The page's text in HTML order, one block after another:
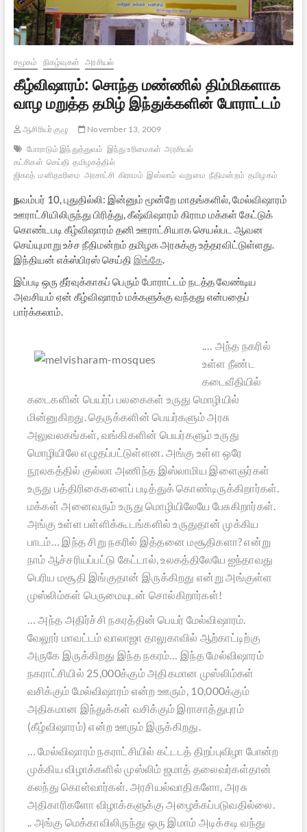
சமூகம் நிகழ்வுகள் அரசியல்
கீழ்விஷாரம்: சொந்த மண்ணில் திம்மிகளாக
வாழ மறுத்த தமிழ் இந்துக்களின் போராட்டம்
ஆசிரியர் குழு
November 13, 2009
போராடும் இந்துத்துவம் இந்து உரிமைகள் அரசியல்
கட்சிகள் செய்தி தமிழகத்தில்
ஜிகாத் மனிதஉரிமை அரசாட்சி கிராமம் இஸ்லாம் வறுமை நீதிமன்றம் தமிழகம்
நவம்பர் 10, புதுதில்லி: இன்னும் மூன்றே மாதங்களில், மேல்விஷாரம்
ஊராட்சியிலிருந்து பிரித்து, கீஷ்விஷாரம் கிராம மக்கள் கேட்டுக்
கொண்டபடி கீழ்விஷாரம் தனி ஊராட்சியாக செயல்பட ஆவன
செய்யுமாறு உச்ச நீதிமன்றம் தமிழக அரசுக்கு உத்தரவிட்டுள்ளது.
இந்தியன் எக்ஸ்பிரஸ் செய்தி இங்கே.
இப்படி ஒரு தீர்வுக்காகப் பெரும் போராட்டம் நடத்த வேண்டிய
அவசியம் ஏன் கீழ்விஷாரம் மக்களுக்கு வந்தது என்பதைப்
பார்க்கலாம்.
.… அந்த நகரில்
உள்ள நீண்ட
கடைவீதியில்
கடைகளின் பெயர்ப் பலகைகள் உருது மொழியில்
மின்னுகிறது. தெருக்களின் பெயர்களும் அரசு
அலுவலகங்கள், வங்கிகளின் பெயர்களும் உருது
மொழியிலே எழுதப்பட்டுள்ளன. அங்கு உள்ள ஒரே
நூலகத்தில் குல்லா அணிந்த இஸ்லாமிய இளைஞர்கள்
உருது பத்திரிகைகளைப் படித்துக் கொண்டிருக்கிறார்கள்.
மக்கள் அனைவரும் உருது மொழியிலேயே பேசுகிறார்கள்.
அங்கு உள்ள பள்ளிக்கூடங்களில் உருதுதான் முக்கிய
பாடம்… இந்த சிறு நகரில் இத்தனை மசூதிகளா? என்று
நாம் ஆச்சரியப்பட்டு கேட்டால், உலகத்திலேயே ஐந்தாவது
பெரிய மசூதி இங்குதான் இருக்கிறது என்று அங்குள்ள
முஸ்லிம்கள் பெருமையுடன் சொல்கிறார்கள்!
… அந்த அதிர்ச்சி நகரத்தின் பெயர் மேல்விஷாரம்.
வேலூர் மாவட்டம் வாலாஜா தாலுகாவில் ஆற்காட்டிற்கு
அருகே இருக்கிறது இந்த நகரம்… இந்த மேல்விஷாரம்
நகராட்சியில் 25,000க்கும் அதிகமான முஸ்லிம்கள்
வசிக்கும் மேல்விஷாரம் என்ற ஊரும், 10,000க்கும்
அதிகமான இந்துக்கள் வசிக்கும் இராசாத்துபுரம்
(கீழ்விஷாரம்) என்ற ஊரும் இருக்கிறது.
… மேல்விஷாரம் நகராட்சியில் கட்டடத் திறப்புவிழா போன்ற
முக்கிய விழாக்களில் முஸ்லிம் ஜமாத் தலைவர்கள்தான்
கலந்து கொள்வார்கள். அரசியல்வாதிகளோ, அரசு
அதிகாரிகளோ விழாக்களுக்கு அழைக்கப்படுவதில்லை.
.. அங்கு மெக்காவிலிருந்து ஒரு இமாம் அடிக்கடி வந்து